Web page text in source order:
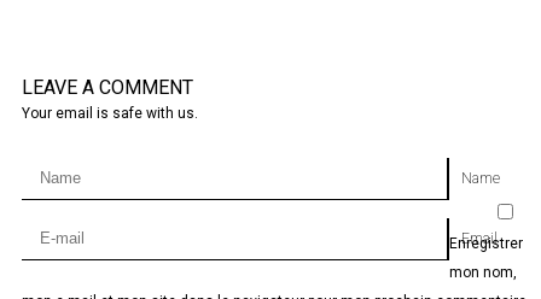
LEAVE A COMMENT
Your email is safe with us.
Name
Email
Enregistrer
mon nom,